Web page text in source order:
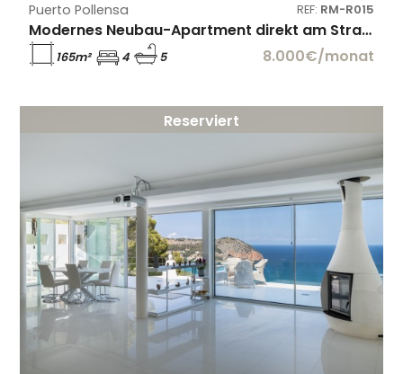
Puerto Pollensa REF: RM-R015
Modernes Neubau-Apartment direkt am Strand in Port de Pollença
165m² 4 5 8.000€/monat
Reserviert